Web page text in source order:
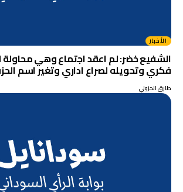
الأخبار
الشفيع خضر: لم اعقد اجتماع وهي محاولة
فكري وتحويله لصراع اداري وتغير اسم
طارق الجزولي